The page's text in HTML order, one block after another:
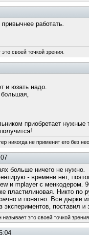
работать.
своей точкой зрения.
и юзать надо.
большая,
приобретает нужные
никогда не применит его без
больше ничего не нужно.
- времени нет,
и mplayer c менкодером.
пластилиновая. Никто по
и понятно. Все дырки
поставил
это своей точкой зрения.